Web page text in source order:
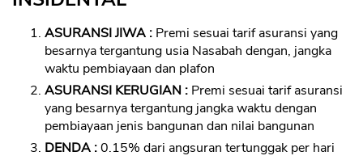
ASURANSI JIWA : Premi sesuai tarif asuransi yang
besarnya tergantung usia Nasabah dengan, jangka
waktu pembiayaan dan plafon
ASURANSI KERUGIAN : Premi sesuai tarif asuransi
yang besarnya tergantung jangka waktu dengan
pembiayaan jenis bangunan dan nilai bangunan
DENDA :0.15% dari angsuran tertunggak per hari
OK
CANCEL